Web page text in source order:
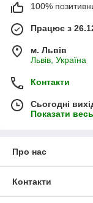
100%
Працює з
м. Львів
Львів, Україна
Контакти
Сьогодні
Показати
Про нас
Контакти